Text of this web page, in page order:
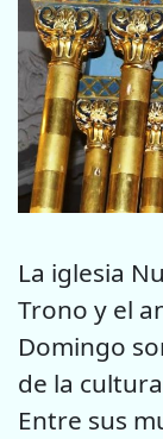
La iglesia
Trono y el
Domingo
de la
Entre sus